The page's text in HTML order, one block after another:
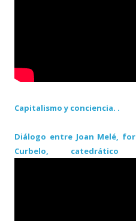
Capitalismo y conciencia. .
Diálogo entre Joan Melé,
Curbelo,